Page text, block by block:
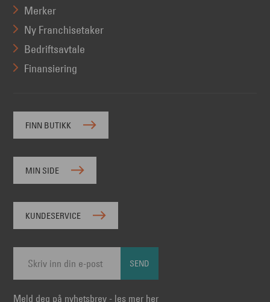
Merker
Ny Franchisetaker
Bedriftsavtale
Finansiering
FINN BUTIKK
MIN SIDE
KUNDESERVICE
SEND
Meld deg på nyhetsbrev - les mer her